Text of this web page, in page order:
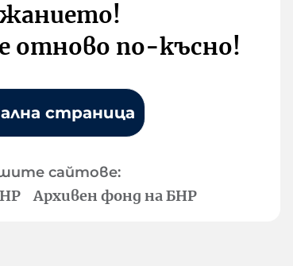
отново по-късно!
страница
сайтове:
Архивен фонд на БНР